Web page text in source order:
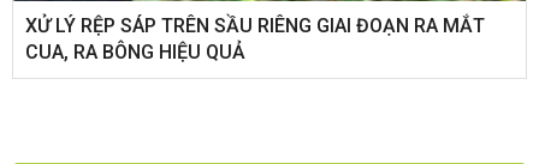
XỬ LÝ RỆP SÁP TRÊN SẦU RIÊNG GIAI ĐOẠN RA MẮT
CUA, RA BÔNG HIỆU QUẢ